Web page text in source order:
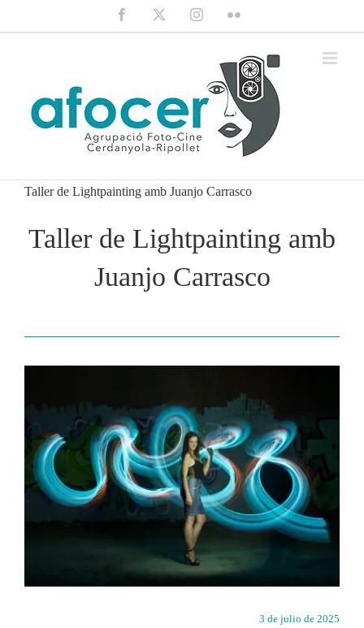
Facebook InstagramFlickr
Taller de Lightpainting amb Juanjo Carrasco
Taller de Lightpainting amb
Juanjo Carrasco
3 de julio de 2025